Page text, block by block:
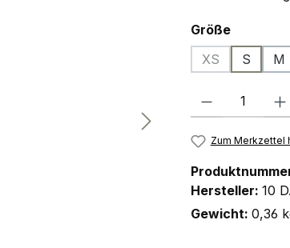
Größe
XS
(Diese Option
S M
Produkt Anzahl:
Zum Merkzettel
Hersteller: 10
Gewicht: 0,36